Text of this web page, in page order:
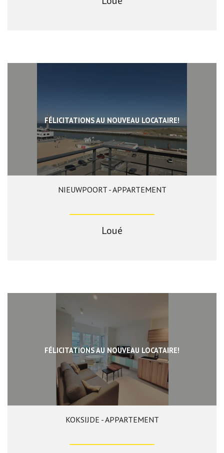
FÉLICITATIONS AU NOUVEAU LOCATAIRE!
87 m² 2 1
NIEUWPOORT - APPARTEMENT
Loué
FÉLICITATIONS AU NOUVEAU LOCATAIRE!
60 m² 2 1
KOKSIJDE - APPARTEMENT